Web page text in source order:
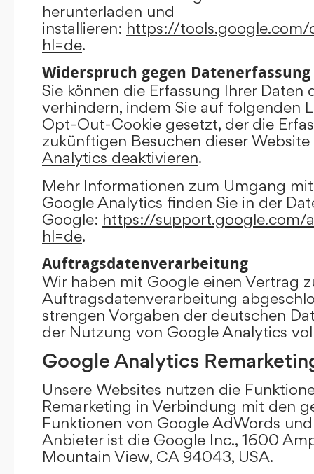
herunterladen und
installieren: https://
hl=de.
Widerspruch gegen Datenerfassung
Sie können die Erfassung Ihrer
verhindern, indem Sie auf folgenden
Opt-Out-Cookie gesetzt, der die
zukünftigen Besuchen dieser
Analytics deaktivieren.
Mehr Informationen zum Umgang
Google Analytics finden Sie in der
Google: https://support.google.com/
hl=de.
Auftragsdatenverarbeitung
Wir haben mit Google einen Vertrag
Auftragsdatenverarbeitung
strengen Vorgaben der deutschen
der Nutzung von Google Analytics
Google Analytics
Unsere Websites nutzen die
Remarketing in Verbindung mit den
Funktionen von Google AdWords
Anbieter ist die Google Inc., 1600
Mountain View, CA 94043, USA.